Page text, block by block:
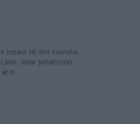
löpare till den svenska
Vidar Johansson
n...